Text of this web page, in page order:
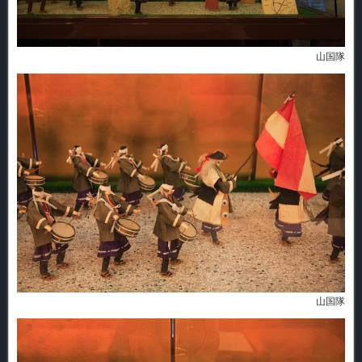
山国隊
山国隊